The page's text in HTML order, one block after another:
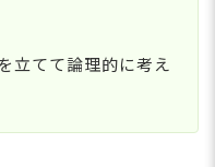
立てて論理的に考え